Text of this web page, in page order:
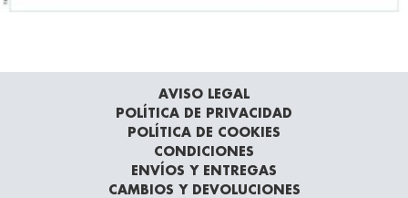
AVISO LEGAL
POLÍTICA DE PRIVACIDAD
POLÍTICA DE COOKIES
CONDICIONES
ENVÍOS Y ENTREGAS
CAMBIOS Y DEVOLUCIONES